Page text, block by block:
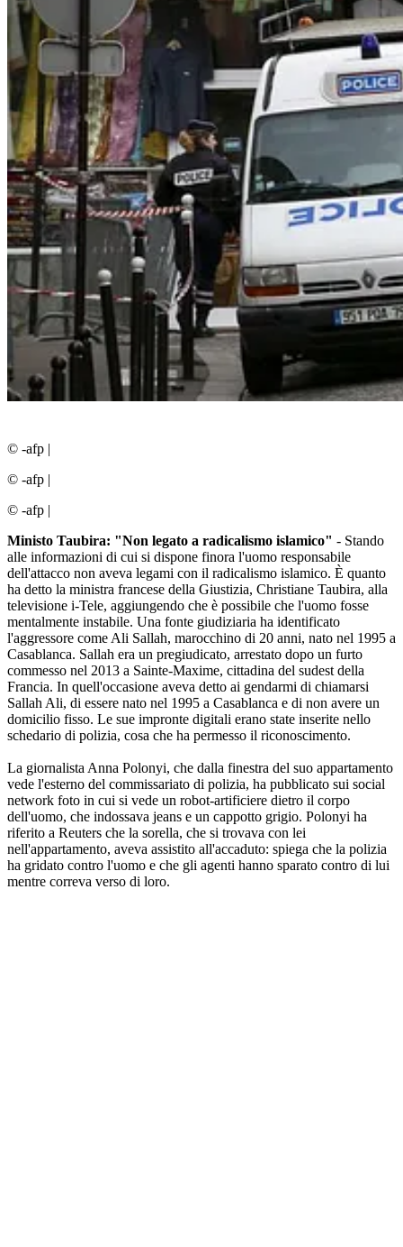
© -afp |
© -afp |
© -afp |
Ministo Taubira: "Non legato a radicalismo islamico" - Stando
alle informazioni di cui si dispone finora l'uomo responsabile
dell'attacco non aveva legami con il radicalismo islamico. È quanto
ha detto la ministra francese della Giustizia, Christiane Taubira, alla
televisione i-Tele, aggiungendo che è possibile che l'uomo fosse
mentalmente instabile. Una fonte giudiziaria ha identificato
l'aggressore come Ali Sallah, marocchino di 20 anni, nato nel 1995 a
Casablanca. Sallah era un pregiudicato, arrestato dopo un furto
commesso nel 2013 a Sainte-Maxime, cittadina del sudest della
Francia. In quell'occasione aveva detto ai gendarmi di chiamarsi
Sallah Ali, di essere nato nel 1995 a Casablanca e di non avere un
domicilio fisso. Le sue impronte digitali erano state inserite nello
schedario di polizia, cosa che ha permesso il riconoscimento.
La giornalista Anna Polonyi, che dalla finestra del suo appartamento
vede l'esterno del commissariato di polizia, ha pubblicato sui social
network foto in cui si vede un robot-artificiere dietro il corpo
dell'uomo, che indossava jeans e un cappotto grigio. Polonyi ha
riferito a Reuters che la sorella, che si trovava con lei
nell'appartamento, aveva assistito all'accaduto: spiega che la polizia
ha gridato contro l'uomo e che gli agenti hanno sparato contro di lui
mentre correva verso di loro.